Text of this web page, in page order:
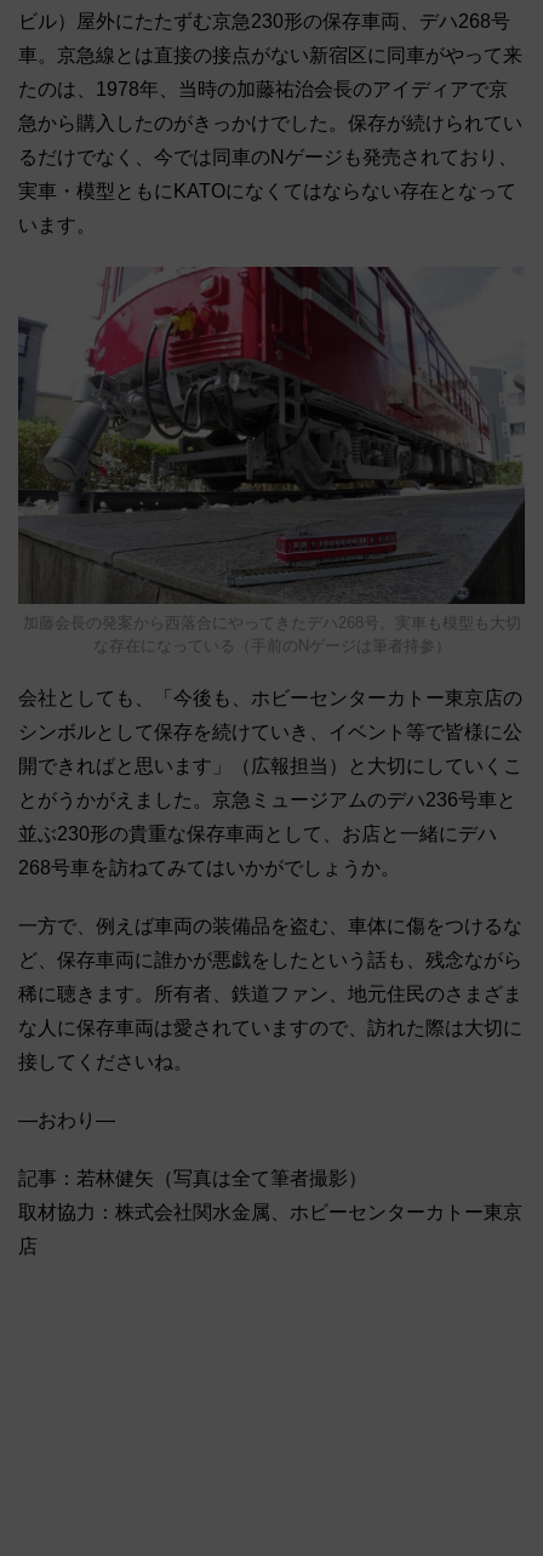
ビル）屋外にたたずむ京急230形の保存車両、デハ268号
車。京急線とは直接の接点がない新宿区に同車がやって来
たのは、1978年、当時の加藤祐治会長のアイディアで京
急から購入したのがきっかけでした。保存が続けられてい
るだけでなく、今では同車のNゲージも発売されており、
実車・模型ともにKATOになくてはならない存在となって
います。
加藤会長の発案から西落合にやってきたデハ268号。実車も模型も大切
な存在になっている（手前のNゲージは筆者持参）
会社としても、「今後も、ホビーセンターカトー東京店の
シンボルとして保存を続けていき、イベント等で皆様に公
開できればと思います」（広報担当）と大切にしていくこ
とがうかがえました。京急ミュージアムのデハ236号車と
並ぶ230形の貴重な保存車両として、お店と一緒にデハ
268号車を訪ねてみてはいかがでしょうか。
一方で、例えば車両の装備品を盗む、車体に傷をつけるな
ど、保存車両に誰かが悪戯をしたという話も、残念ながら
稀に聴きます。所有者、鉄道ファン、地元住民のさまざま
な人に保存車両は愛されていますので、訪れた際は大切に
接してくださいね。
―おわり―
記事：若林健矢（写真は全て筆者撮影）
取材協力：株式会社関水金属、ホビーセンターカトー東京
店